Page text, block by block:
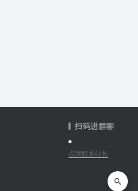
扫码进群聊
点我联系站长